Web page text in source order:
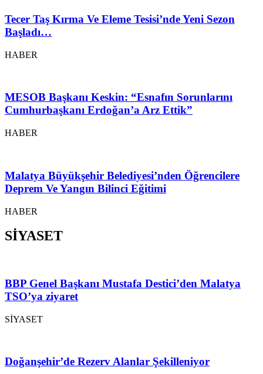
Tecer Taş Kırma Ve Eleme Tesisi’nde Yeni Sezon
Başladı…
HABER
MESOB Başkanı Keskin: “Esnafın Sorunlarını
Cumhurbaşkanı Erdoğan’a Arz Ettik”
HABER
Malatya Büyükşehir Belediyesi’nden Öğrencilere
Deprem Ve Yangın Bilinci Eğitimi
HABER
SİYASET
BBP Genel Başkanı Mustafa Destici’den Malatya
TSO’ya ziyaret
SİYASET
Doğanşehir’de Rezerv Alanlar Şekilleniyor